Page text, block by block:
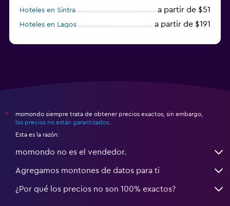
Hoteles en Sintra a partir de $51
Hoteles en Lagos a partir de $191
*
momondo siempre trata de obtener precios exactos, sin embargo,
los precios no están garantizados
Esta es la razón:
momondo no es el vendedor.
Agregamos montones de datos para ti
¿Por qué los precios no son 100% exactos?